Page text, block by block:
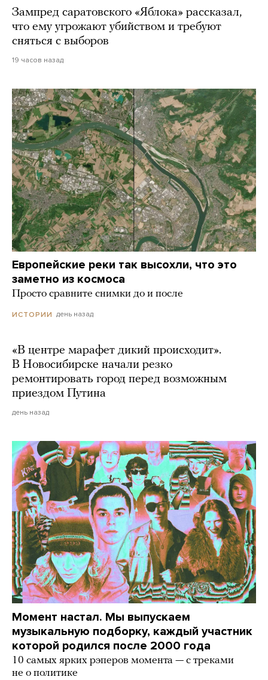
Зампред саратовского «Яблока» рассказал,
что ему угрожают убийством и требуют
сняться с выборов
19 часов назад
Европейские реки так высохли, что это
заметно из космоса
Просто сравните снимки до и после
ИСТОРИИ день назад
«В центре марафет дикий происходит».
В Новосибирске начали резко
ремонтировать город перед возможным
приездом Путина
день назад
Момент настал. Мы выпускаем
музыкальную подборку, каждый участник
которой родился после 2000 года
10 самых ярких рэперов момента — с треками
не о политике